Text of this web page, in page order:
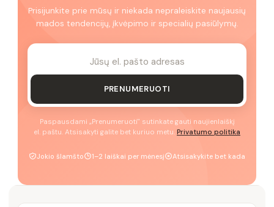
Prisijunkite prie mūsų ir niekada nepraleiskite naujausių
mados tendencijų, įkvėpimo ir specialių pasiūlymų.
PRENUMERUOTI
Paspausdami „Prenumeruoti" sutinkate gauti naujienlaiškį
el. paštu. Atsisakyti galite bet kuriuo metu. Privatumo politika
Jokio šlamšto 1–2 laiškai per mėnesį Atsisakykite bet kada